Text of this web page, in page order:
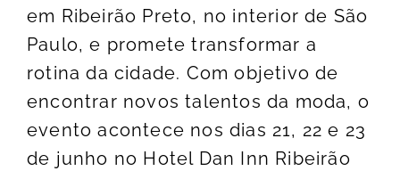
em Ribeirão Preto, no interior de São
Paulo, e promete transformar a
rotina da cidade. Com objetivo de
encontrar novos talentos da moda, o
evento acontece nos dias 21, 22 e 23
de junho no Hotel Dan Inn Ribeirão